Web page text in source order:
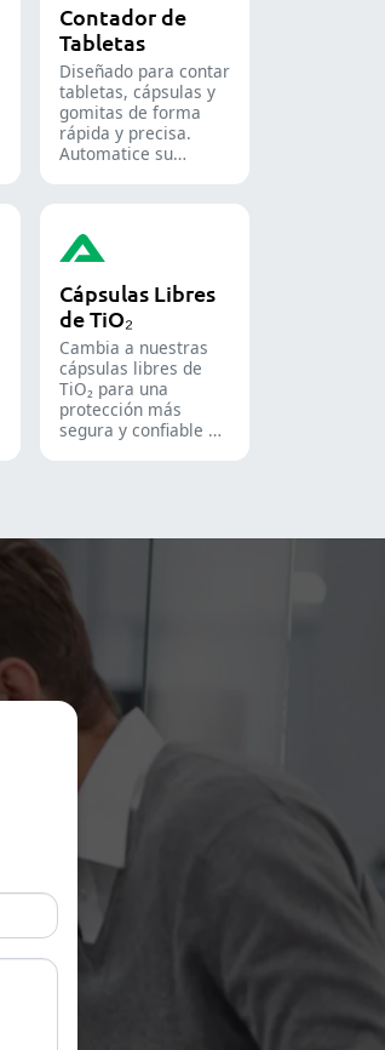
Contador de
Tabletas
Diseñado para contar
tabletas, cápsulas y
gomitas de forma
rápida y precisa.
Automatice su
soluciones de conteo
para formas sólidas.
Cápsulas Libres
de TiO₂
Cambia a nuestras
cápsulas libres de
TiO₂ para una
protección más
segura y confiable de